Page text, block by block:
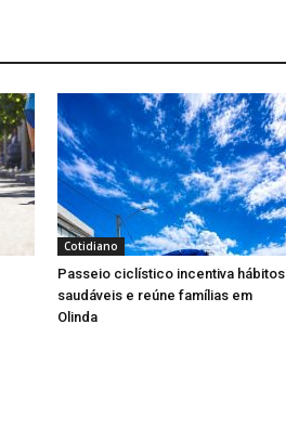
Cotidiano
Passeio ciclístico incentiva hábitos
saudáveis e reúne famílias em
Olinda